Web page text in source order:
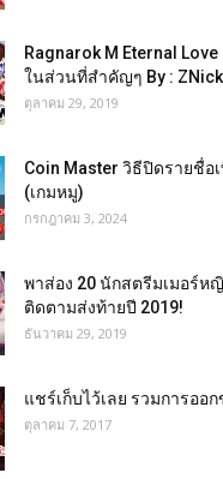
Ragnarok M Eternal
ในส่วนที่สำคัญๆ By :
ตุลาคม 29, 2019
Coin Master วิธีปิดรายชื่อ
(เกมหมู)
กรกฎาคม 3, 2024
พาส่อง 20 นักสตรีมเมอร์หญิ
ติดตามส่งท้ายปี 2019!
ธันวาคม 29, 2019
แชร์เก็บไว้เลย รวมการออ
ตุลาคม 7, 2017